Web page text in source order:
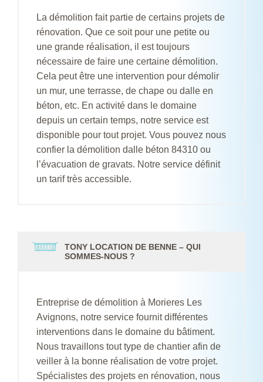
La démolition fait partie de certains projets de
rénovation. Que ce soit pour une petite ou
une grande réalisation, il est toujours
nécessaire de faire une certaine démolition.
Cela peut être une intervention pour démolir
un mur, une terrasse, de chape ou dalle en
béton, etc. En activité dans le domaine
depuis un certain temps, notre service est
disponible pour tout projet. Vous pouvez nous
confier la démolition dalle béton 84310 ou
l’évacuation de gravats. Notre service définit
un tarif très accessible.
TONY LOCATION DE BENNE – QUI
SOMMES-NOUS ?
Entreprise de démolition à Morieres Les
Avignons, notre service fournit différentes
interventions dans le domaine du bâtiment.
Nous travaillons tout type de chantier afin de
veiller à la bonne réalisation de votre projet.
Spécialistes des projets en rénovation, nous